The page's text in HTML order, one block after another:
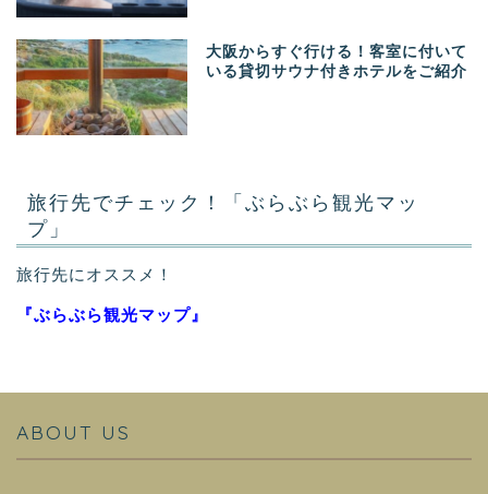
大阪からすぐ行ける！客室に付いて
いる貸切サウナ付きホテルをご紹介
旅行先でチェック！「ぶらぶら観光マッ
プ」
旅行先にオススメ！
『ぶらぶら観光マップ』
ABOUT US